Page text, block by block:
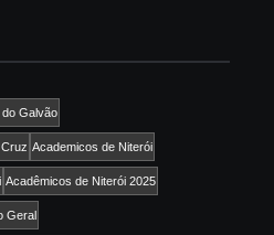
Galvão
Academicos de Niterói
Acadêmicos de Niterói 2025
Geral